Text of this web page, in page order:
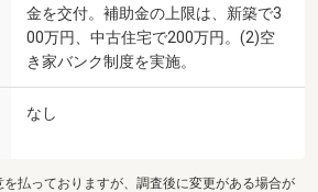
金を交付。補助金の上限は、新築で3
00万円、中古住宅で200万円。(2)空
き家バンク制度を実施。
なし
払っておりますが、調査後に変更がある場合が